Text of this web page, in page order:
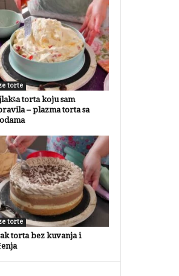
torte
torta koju sam
– plazma torta sa
torte
torta bez kuvanja i